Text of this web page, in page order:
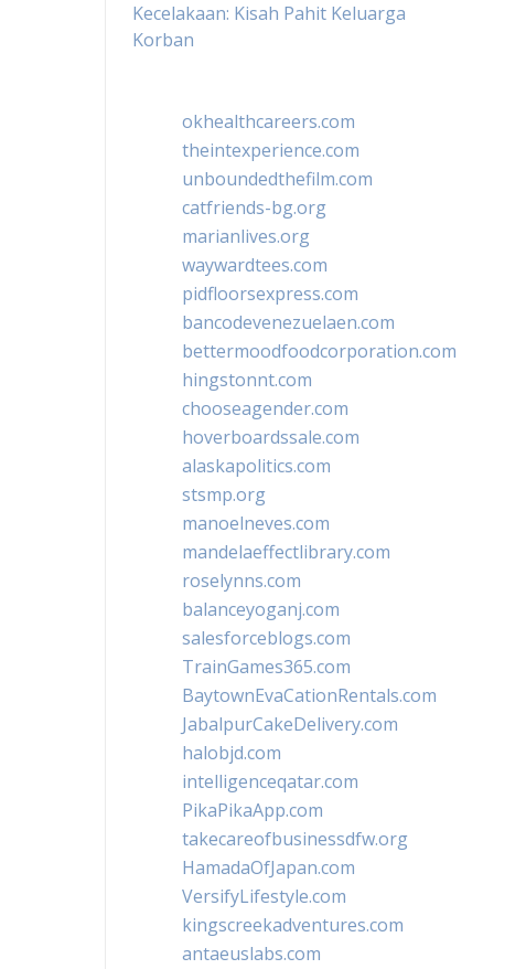
Kecelakaan: Kisah Pahit Keluarga
Korban
okhealthcareers.com
theintexperience.com
unboundedthefilm.com
catfriends-bg.org
marianlives.org
waywardtees.com
pidfloorsexpress.com
bancodevenezuelaen.com
bettermoodfoodcorporation.com
hingstonnt.com
chooseagender.com
hoverboardssale.com
alaskapolitics.com
stsmp.org
manoelneves.com
mandelaeffectlibrary.com
roselynns.com
balanceyoganj.com
salesforceblogs.com
TrainGames365.com
BaytownEvaCationRentals.com
JabalpurCakeDelivery.com
halobjd.com
intelligenceqatar.com
PikaPikaApp.com
takecareofbusinessdfw.org
HamadaOfJapan.com
VersifyLifestyle.com
kingscreekadventures.com
antaeuslabs.com